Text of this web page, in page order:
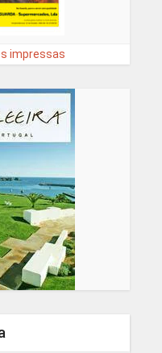
impressas